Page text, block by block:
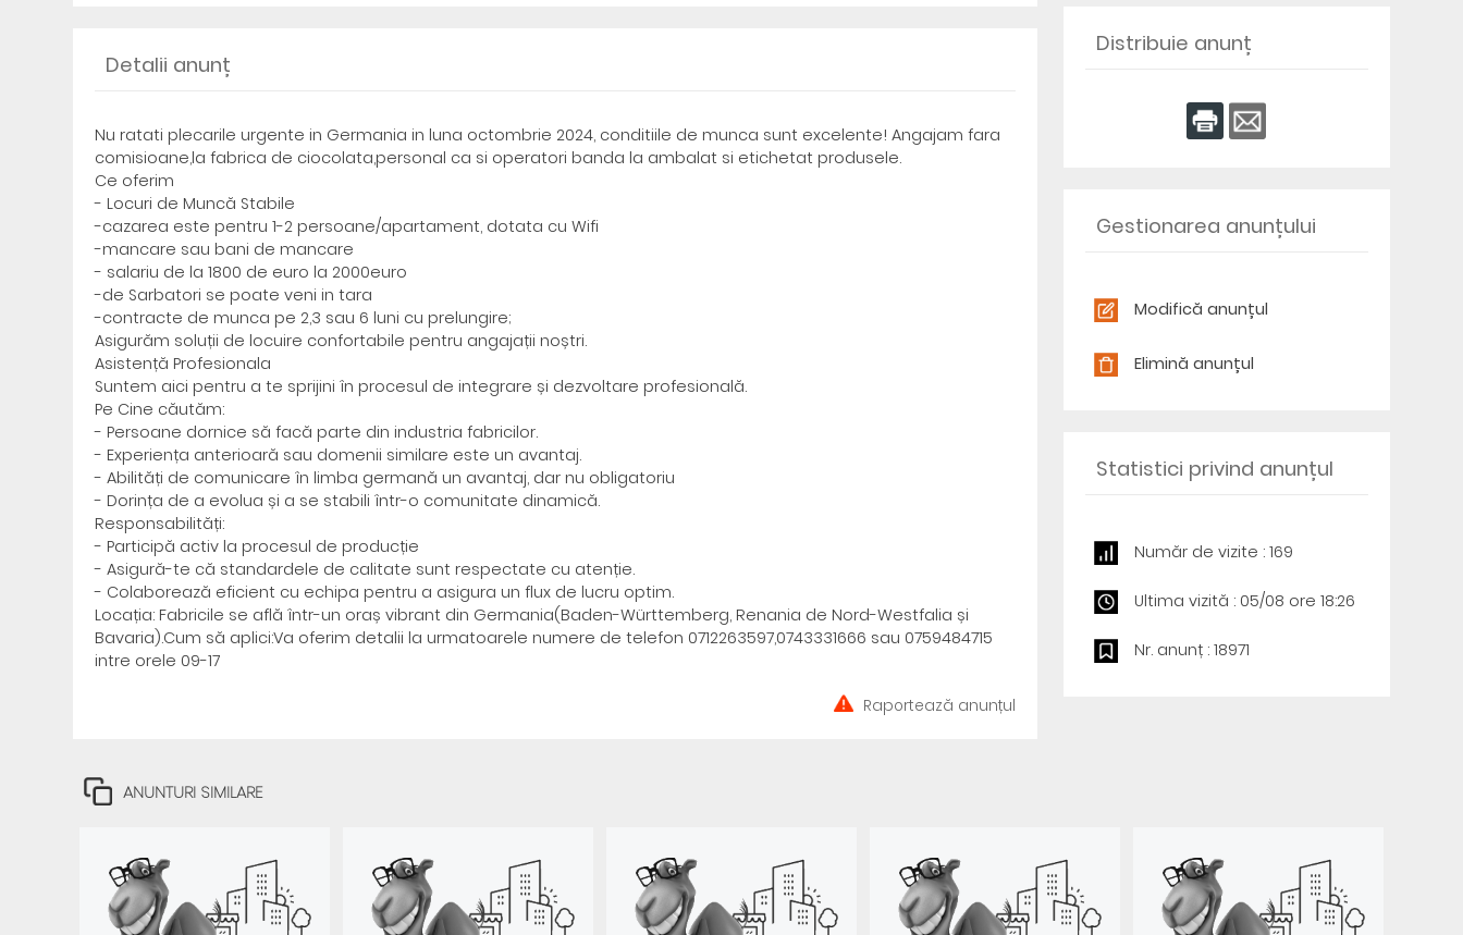
Detalii anunț
Nu ratati plecarile urgente in Germania in luna octombrie 2024, conditiile de munca sunt excelente! Angajam fara
comisioane,la fabrica de ciocolata,personal ca si operatori banda la ambalat si etichetat produsele.
Ce oferim
- Locuri de Muncă Stabile
-cazarea este pentru 1-2 persoane/apartament, dotata cu Wifi
-mancare sau bani de mancare
- salariu de la 1800 de euro la 2000euro
-de Sarbatori se poate veni in tara
-contracte de munca pe 2,3 sau 6 luni cu prelungire;
Asigurăm soluții de locuire confortabile pentru angajații noștri.
Asistență Profesionala
Suntem aici pentru a te sprijini în procesul de integrare și dezvoltare profesională.
Pe Cine căutăm:
- Persoane dornice să facă parte din industria fabricilor.
- Experiența anterioară sau domenii similare este un avantaj.
- Abilități de comunicare în limba germană un avantaj, dar nu obligatoriu
- Dorința de a evolua și a se stabili într-o comunitate dinamică.
Responsabilități:
- Participă activ la procesul de producție
- Asigură-te că standardele de calitate sunt respectate cu atenție.
- Colaborează eficient cu echipa pentru a asigura un flux de lucru optim.
Locația: Fabricile se află într-un oraș vibrant din Germania(Baden-Württemberg, Renania de Nord-Westfalia și
Bavaria).Cum să aplici:Va oferim detalii la urmatoarele numere de telefon 0712263597,0743331666 sau 0759484715
intre orele 09-17
Raportează anunțul
Distribuie anunț
Gestionarea anunțului
Modifică anunțul
Elimină anunțul
Statistici privind anunțul
Număr de vizite : 169
Ultima vizită : 05/08 ore 18:26
Nr. anunț : 18971
ANUNTURI SIMILARE